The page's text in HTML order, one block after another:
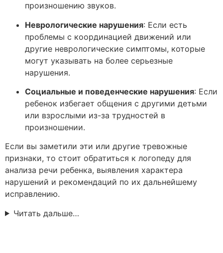
произношению звуков.
Неврологические нарушения: Если есть
проблемы с координацией движений или
другие неврологические симптомы, которые
могут указывать на более серьезные
нарушения.
Социальные и поведенческие нарушения: Если
ребенок избегает общения с другими детьми
или взрослыми из-за трудностей в
произношении.
Если вы заметили эти или другие тревожные
признаки, то стоит обратиться к логопеду для
анализа речи ребенка, выявления характера
нарушений и рекомендаций по их дальнейшему
исправлению.
Читать дальше…